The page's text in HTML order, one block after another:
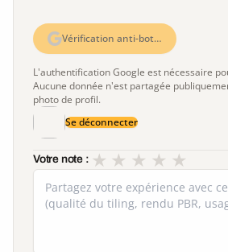
Vérification anti-bot…
L'authentification Google est nécessaire
Aucune donnée n'est partagée
photo de profil.
Se déconnecter
Votre note : ★
★
★
★
★